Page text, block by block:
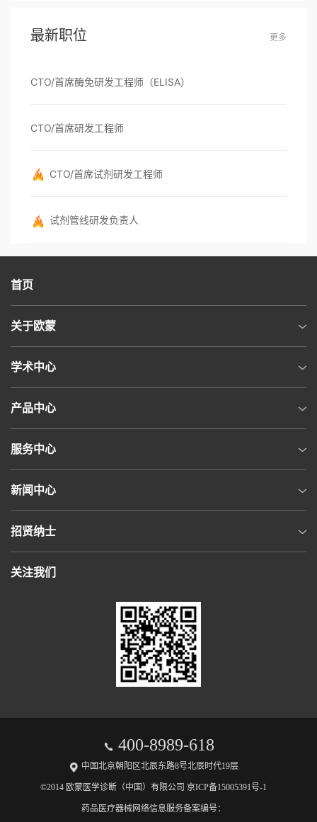
最新职位 更多
CTO/首席酶免研发工程师（ELISA）
CTO/首席研发工程师
CTO/首席试剂研发工程师
试剂管线研发负责人
首页
关于欧蒙
学术中心
产品中心
服务中心
新闻中心
招贤纳士
关注我们
400-8989-618
中国北京朝阳区北辰东路8号北辰时代19层
©2014 欧蒙医学诊断（中国）有限公司 京ICP备15005391号-1
药品医疗器械网络信息服务备案编号：